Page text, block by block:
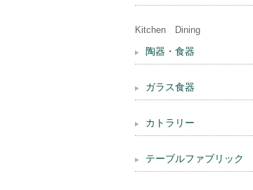
Kitchen Dining
陶器・食器
ガラス食器
カトラリー
テーブルファブリック